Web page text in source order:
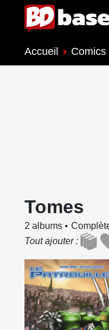
Accueil Comics
Tomes
2 albums
Tout ajouter